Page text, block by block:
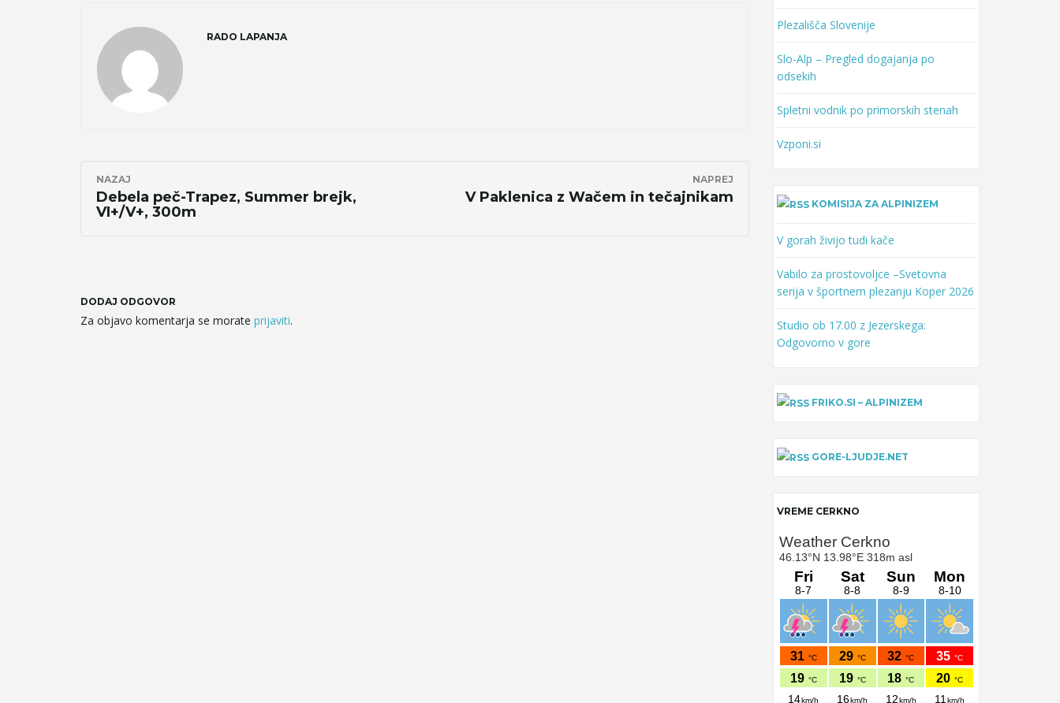
RADO LAPANJA
NAZAJ
Debela peč-Trapez, Summer brejk,
VI+/V+, 300m
NAPREJ
V Paklenica z Wačem in tečajnikam
DODAJ ODGOVOR
Za objavo komentarja se morate prijaviti.
Plezališča Slovenije
Slo-Alp – Pregled dogajanja po
odsekih
Spletni vodnik po primorskih stenah
Vzponi.si
KOMISIJA ZA ALPINIZEM
V gorah živijo tudi kače
Vabilo za prostovoljce –Svetovna
serija v športnem plezanju Koper 2026
Studio ob 17.00 z Jezerskega:
Odgovorno v gore
FRIKO.SI – ALPINIZEM
GORE-LJUDJE.NET
VREME CERKNO